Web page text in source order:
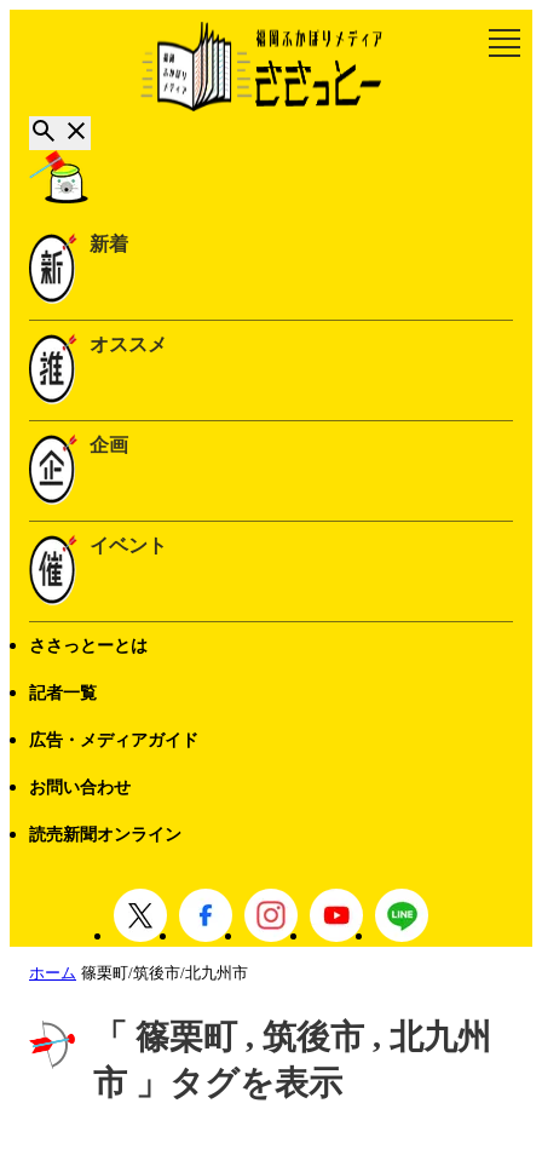
新着
オススメ
企画
イベント
ささっとーとは
記者一覧
広告・メディアガイド
お問い合わせ
読売新聞オンライン
ホーム 篠栗町/筑後市/北九州市
「 篠栗町 , 筑後市 , 北九州
市 」タグを表示